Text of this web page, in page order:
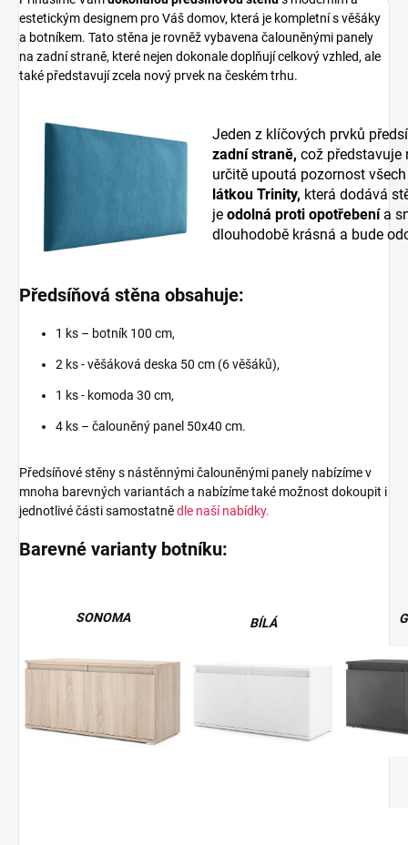
estetickým designem pro Váš domov, která je kompletní s věšáky
a botníkem. Tato stěna je rovněž vybavena čalouněnými panely
na zadní straně, které nejen dokonale doplňují celkový vzhled, ale
také představují zcela nový prvek na českém trhu.
Jeden z klíčových prvků
zadní straně, což
určitě upoutá pozornost
látkou Trinity, která dodává
je odolná proti opotřebenía
dlouhodobě krásná a bude
Předsíňová stěna obsahuje:
1 ks – botník 100 cm,
2 ks - věšáková deska 50 cm (6 věšáků),
1 ks - komoda 30 cm,
4 ks – čalouněný panel 50x40 cm.
Předsíňové stěny s nástěnnými čalouněnými panely nabízíme v
mnoha barevných variantách a nabízíme také možnost dokoupit i
jednotlivé části samostatnědle naší nabídky.
Barevné varianty botníku:
SONOMA BÍLÁ